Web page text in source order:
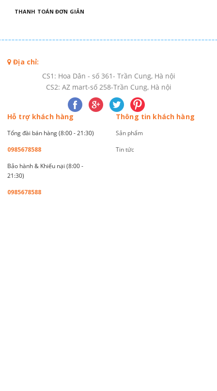
THANH TOÁN ĐƠN GIẢN
Địa chỉ:
CS1: Hoa Dân - số 361- Trần Cung, Hà nội
CS2: AZ mart-số 258-Trần Cung, Hà nội
Hỗ trợ khách hàng
Tổng đài bán hàng (8:00 - 21:30)
0985678588
Bảo hành & Khiếu nại (8:00 -
21:30)
0985678588
Thông tin khách hàng
Sản phẩm
Tin tức